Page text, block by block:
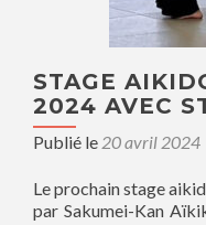
STAGE
2024 AVEC
Publié le 20 avril 2024
Le prochain stage
par Sakumei-Kan